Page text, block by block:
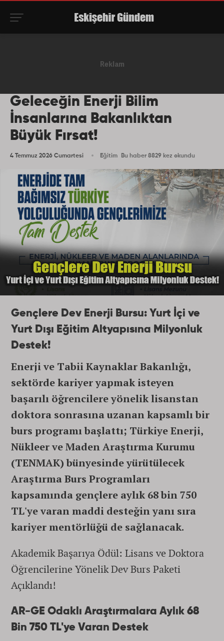
Geleceğin Enerji Bilim
İnsanlarına Bakanlıktan
Büyük Fırsat!
4 Temmuz 2026 Cumartesi Eğitim Bu haber 8829 kez okundu
Gençlere Dev Enerji Bursu: Yurt İçi ve
Yurt Dışı Eğitim Altyapısına Milyonluk
Destek!
Enerji ve Tabii Kaynaklar Bakanlığı,
sektörde kariyer yapmak isteyen
başarılı öğrencilere yönelik lisanstan
doktora sonrasına uzanan kapsamlı bir
burs programı başlattı; Türkiye Enerji,
Nükleer ve Maden Araştırma Kurumu
(TENMAK) bünyesinde yürütülecek
Araştırma Burs Programları
kapsamında gençlere aylık 68 bin 750
TL'ye varan maddi desteğin yanı sıra
kariyer mentörlüğü de sağlanacak.
Akademik Başarıya Ödül: Lisans ve Doktora
Öğrencilerine Yönelik Dev Burs Paketi
Açıklandı!
AR-GE Odaklı Araştırmalara Aylık 68
Bin 750 TL'ye Varan Destek